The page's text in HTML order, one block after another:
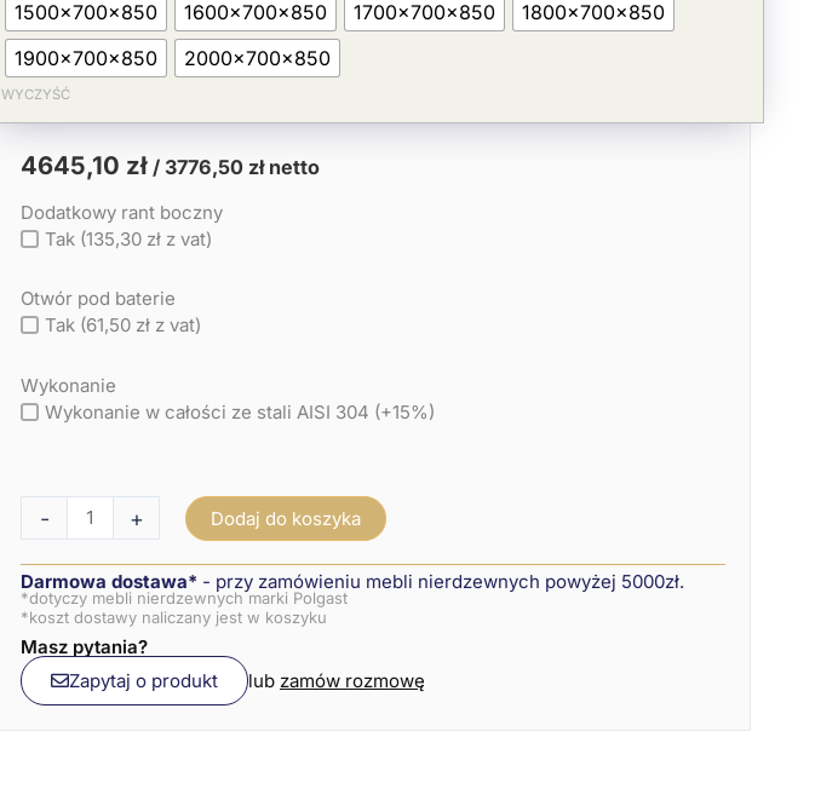
1500x700x850
1600x700x850 1700x700x850
1800x700x850
1900x700x850
2000x700x850
WYCZYŚĆ
4645,10 zł / 3776,50 złnetto
Dodatkowy rant boczny
Tak (135,30 zł z vat)
Otwór pod baterie
Tak (61,50 zł z vat)
Wykonanie
Wykonanie w całości ze stali AISI 304 (+15%)
-
+
3
szuflady
+ Dodaj do koszyka
Darmowa dostawa* - przy zamówieniu mebli nierdzewnych powyżej 5000zł.
*dotyczy mebli nierdzewnych marki Polgast
*koszt dostawy naliczany jest w koszyku
Masz pytania?
Zapytaj o produkt
lub zamów rozmowę